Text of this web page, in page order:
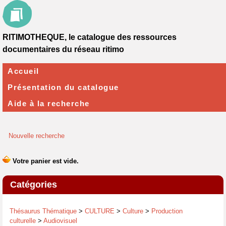
Nouvelle recherche
Catégories
Thésaurus Thématique > CULTURE > Culture > Production
culturelle > Audiovisuel
RITIMOTHEQUE, le catalogue des ressources
documentaires du réseau ritimo
Accueil
Présentation du catalogue
Aide à la recherche